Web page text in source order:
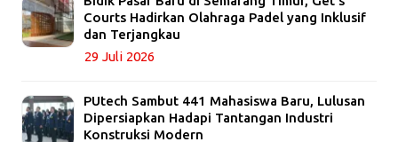
Courts Hadirkan Olahraga Padel yang Inklusif
dan Terjangkau
29 Juli 2026
PUtech Sambut 441 Mahasiswa Baru, Lulusan
Dipersiapkan Hadapi Tantangan Industri
Konstruksi Modern